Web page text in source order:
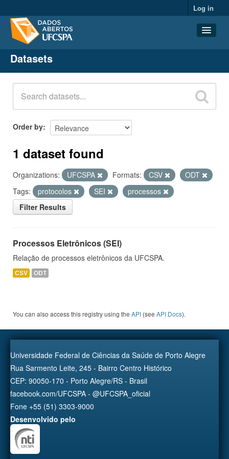
Log in
Datasets
Organizations
Groups
About
Datasets
Order by
1 dataset found
Organizations: UFCSPA Formats: CSV
ODT
Tags:
protocolos SEI
processos
Filter Results
Processos Eletrônicos (SEI)
Relação de processos eletrônicos da UFCSPA.
CSV ODT
You can also access this registry using the API (see API Docs).
Universidade Federal de Ciências da Saúde de Porto Alegre
Rua Sarmento Leite, 245 - Bairro Centro Histórico
CEP: 90050-170 - Porto Alegre/RS - Brasil
facebook.com/UFCSPA - @UFCSPA_oficial
Fone +55 (51) 3303-9000
Desenvolvido pelo